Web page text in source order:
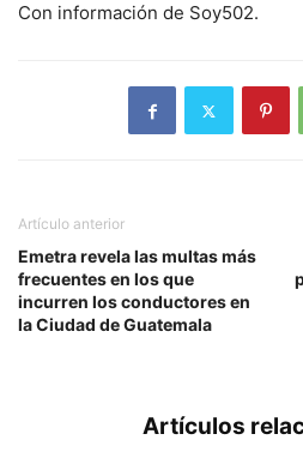
Con información de Soy502.
Artículo anterior
Emetra revela las multas más
frecuentes en los que
incurren los conductores en
la Ciudad de Guatemala
Artículos